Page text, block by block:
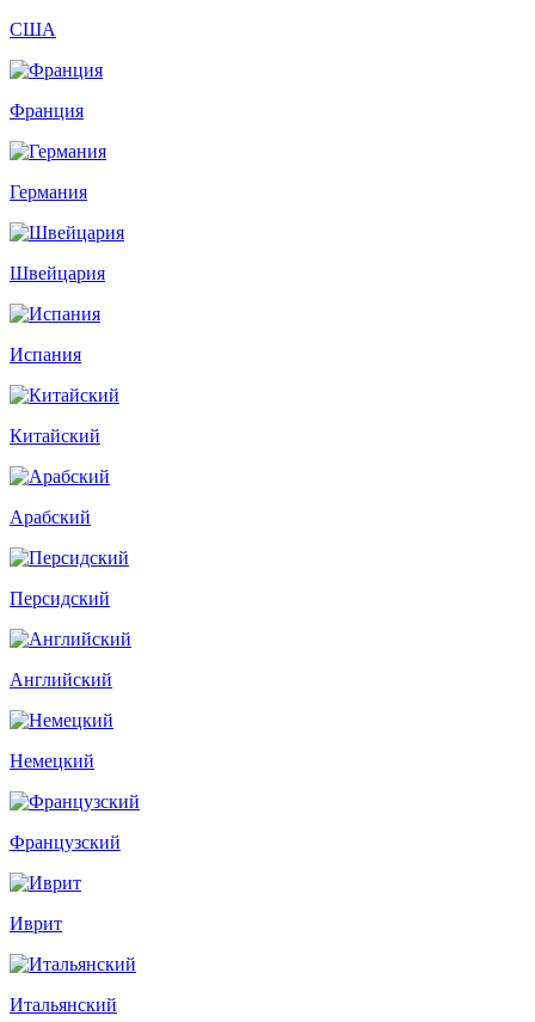
США
Франция
Германия
Швейцария
Испания
Китайский
Арабский
Персидский
Английский
Немецкий
Французский
Иврит
Итальянский